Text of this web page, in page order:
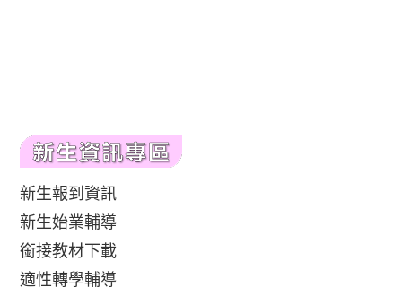
新生報到資訊
新生始業輔導
銜接教材下載
適性轉學輔導